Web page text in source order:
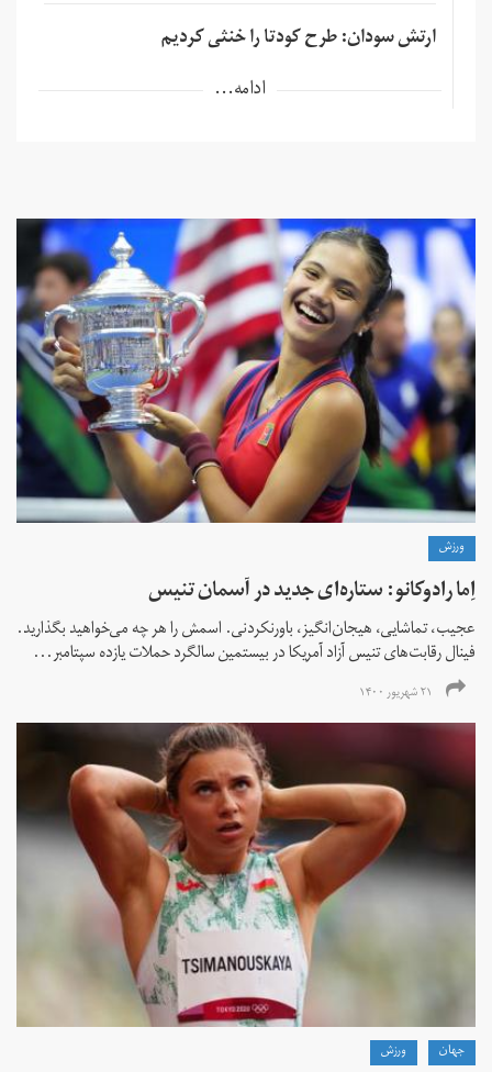
ارتش سودان: طرح کودتا را خنثی کردیم
ادامه...
ورزش
اِما رادوکانو: ستاره‌ای جدید در آسمان تنیس
عجیب، تماشایی، هیجان‌انگیز، باورنکردنی. اسمش را هر چه می‌خواهید بگذارید.
فینال رقابت‌های تنیس آزاد آمریکا در بیستمین سالگرد حملات یازده سپتامبر...
۲۱ شهریور ۱۴۰۰
جهان ورزش